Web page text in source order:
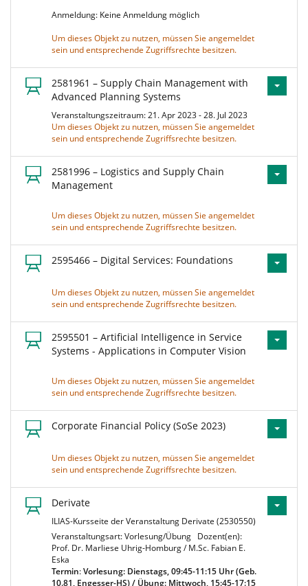
Anmeldung: Keine Anmeldung möglich
Um dieses Objekt zu nutzen, müssen Sie angemeldet
sein und entsprechende Zugriffsrechte besitzen.
2581961 – Supply Chain Management with
Advanced Planning Systems
Veranstaltungszeitraum: 21. Apr 2023 - 28. Jul 2023
Um dieses Objekt zu nutzen, müssen Sie angemeldet
sein und entsprechende Zugriffsrechte besitzen.
2581996 – Logistics and Supply Chain
Management
Um dieses Objekt zu nutzen, müssen Sie angemeldet
sein und entsprechende Zugriffsrechte besitzen.
2595466 – Digital Services: Foundations
Um dieses Objekt zu nutzen, müssen Sie angemeldet
sein und entsprechende Zugriffsrechte besitzen.
2595501 – Artificial Intelligence in Service
Systems - Applications in Computer Vision
Um dieses Objekt zu nutzen, müssen Sie angemeldet
sein und entsprechende Zugriffsrechte besitzen.
Corporate Financial Policy (SoSe 2023)
Um dieses Objekt zu nutzen, müssen Sie angemeldet
sein und entsprechende Zugriffsrechte besitzen.
Derivate
ILIAS-Kursseite der Veranstaltung Derivate (2530550)
Veranstaltungsart: Vorlesung/Übung Dozent(en):
Prof. Dr. Marliese Uhrig-Homburg / M.Sc. Fabian E.
Eska
Termin:Vorlesung: Dienstags, 09:45-11:15 Uhr (Geb.
10.81, Engesser-HS) / Übung: Mittwoch, 15:45-17:15